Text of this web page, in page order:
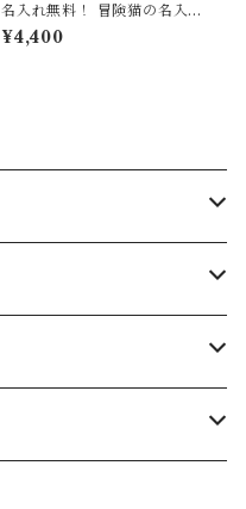
名入れ無料！ 冒険猫の名入れ
彫刻グラス サンドブラスト彫
刻 砂吹き工房ねこまたや プレ
¥4,400